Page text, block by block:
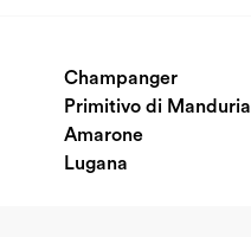
Champanger
Primitivo di Manduria
Amarone
Lugana